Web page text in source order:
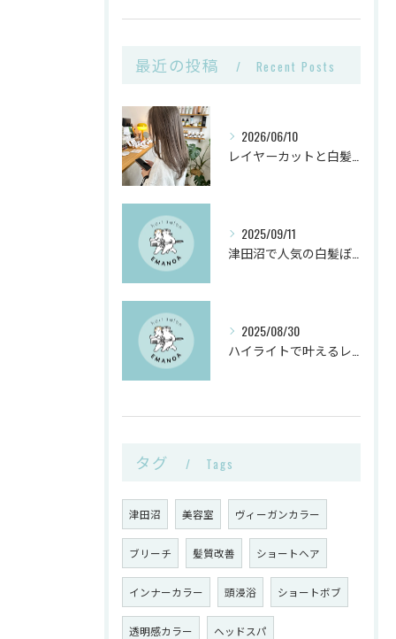
最近の投稿 Recent Posts
2026/06/10
2025/09/11
2025/08/30
タグ Tags
津田沼 美容室 ヴィーガンカラー
ブリーチ 髪質改善 ショートヘア
インナーカラー 頭浸浴 ショートボブ
透明感カラー ヘッドスパ